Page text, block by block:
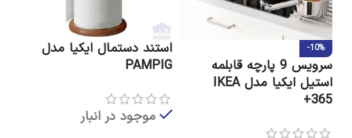
-10%
سرویس 9 پارچه قابلمه
استیل ایکیا مدل IKEA
365+
استند دستمال ایکیا مدل
PAMPIG
موجود در انبار